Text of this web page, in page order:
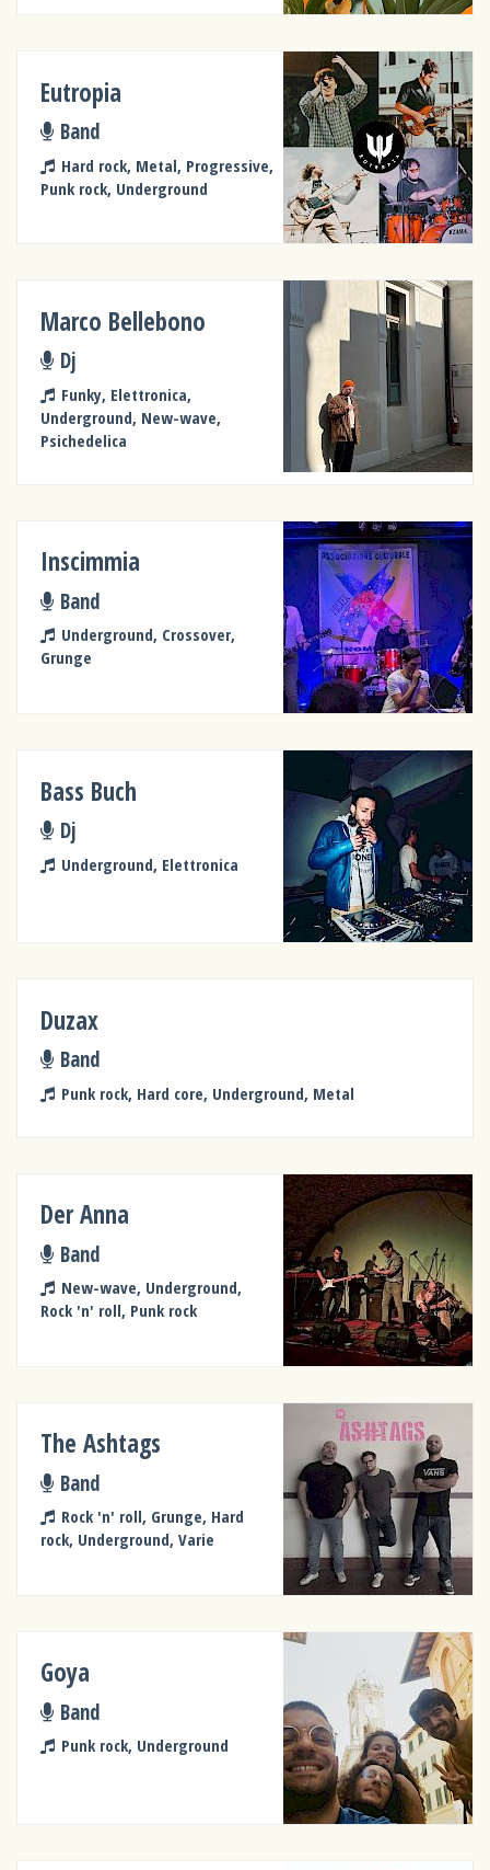
Eutropia
Band
Hard rock, Metal, Progressive,
Punk rock, Underground
Marco Bellebono
Dj
Funky, Elettronica,
Underground, New-wave,
Psichedelica
Inscimmia
Band
Underground, Crossover,
Grunge
Bass Buch
Dj
Underground, Elettronica
Duzax
Band
Punk rock, Hard core, Underground, Metal
Der Anna
Band
New-wave, Underground,
Rock 'n' roll, Punk rock
The Ashtags
Band
Rock 'n' roll, Grunge, Hard
rock, Underground, Varie
Goya
Band
Punk rock, Underground